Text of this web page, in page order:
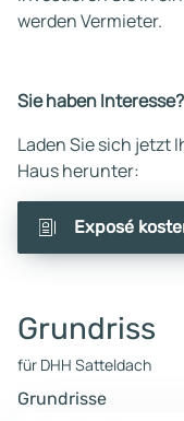
werden Vermieter.
Sie haben Interesse?
Laden Sie sich jetzt
Haus herunter:
Exposé
Grundriss
für DHH Satteldach
Grundrisse